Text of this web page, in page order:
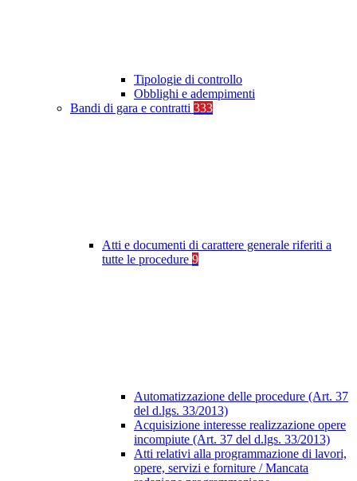
Tipologie di controllo
Obblighi e adempimenti
Bandi di gara e contratti 333
Atti e documenti di carattere generale riferiti a
tutte le procedure 9
Automatizzazione delle procedure (Art. 37
del d.lgs. 33/2013)
Acquisizione interesse realizzazione opere
incompiute (Art. 37 del d.lgs. 33/2013)
Atti relativi alla programmazione di lavori,
opere, servizi e forniture / Mancata